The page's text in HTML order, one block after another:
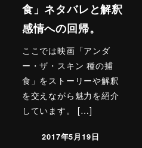
食」ネタバレと解釈
感情への回帰。
ここでは映画「アンダ
ー・ザ・スキン 種の捕
食」をストーリーや解釈
を交えながら魅力を紹介
しています。 […]
2017年5月19日